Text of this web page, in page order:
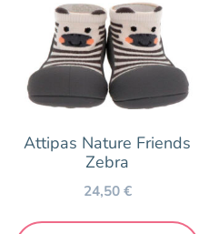
Attipas Nature Friends
Zebra
24,50€